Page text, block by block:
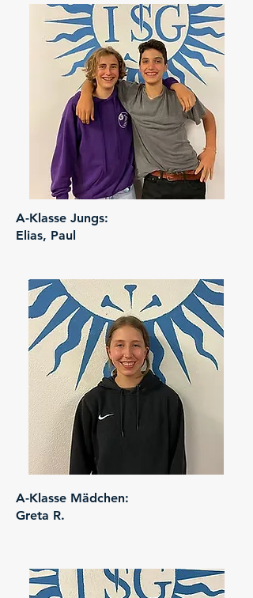
A-Klasse Jungs:
Elias, Paul
A-Klasse Mädchen:
Greta R.